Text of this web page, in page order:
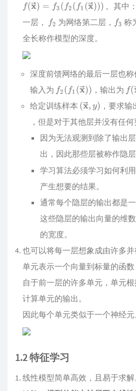
。其中：
一层，
为网络第二层，
称
全长称作模型的深度。
深度前馈网络的最后一层也
输入为
，输出为
给定训练样本
，要求
，但是对于其他层并没有任何
因为无法观测到除了输出
出，因此那些层被称作隐
学习算法必须学习如何利
产生想要的结果。
通常每个隐层的输出都是
这些隐层的输出向量的维
的宽度。
也可以将每一层想象成由许多
单元表示一个向量到标量的函
自于前一层的许多单元，单元
计算单元的输出。
因此每个单元类似于一个神经元
1.2 特征学习
线性模型简单高效，且易于求